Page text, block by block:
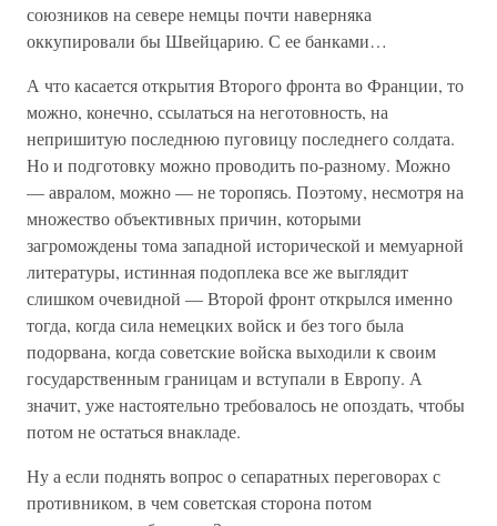
союзников на севере немцы почти наверняка
оккупировали бы Швейцарию. С ее банками…
А что касается открытия Второго фронта во Франции, то
можно, конечно, ссылаться на неготовность, на
непришитую последнюю пуговицу последнего солдата.
Но и подготовку можно проводить по-разному. Можно
— авралом, можно — не торопясь. Поэтому, несмотря на
множество объективных причин, которыми
загромождены тома западной исторической и мемуарной
литературы, истинная подоплека все же выглядит
слишком очевидной — Второй фронт открылся именно
тогда, когда сила немецких войск и без того была
подорвана, когда советские войска выходили к своим
государственным границам и вступали в Европу. А
значит, уже настоятельно требовалось не опоздать, чтобы
потом не остаться внакладе.
Ну а если поднять вопрос о сепаратных переговорах с
противником, в чем советская сторона потом